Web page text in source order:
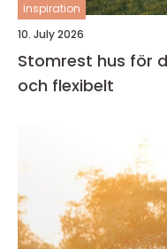
inspiration
10. July 2026
Stomrest hus för
och flexibelt